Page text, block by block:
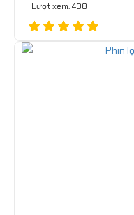
Lượt xem: 408